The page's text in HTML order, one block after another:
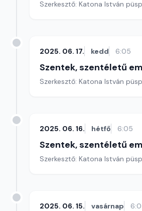
Szerkesztő: Katona István
2025. 06. 17. kedd 6:05
Szentek, szentéletű
Szerkesztő: Katona István
2025. 06. 16. hétfő 6:05
Szentek, szentéletű
Szerkesztő: Katona István
2025. 06. 15. vasárnap